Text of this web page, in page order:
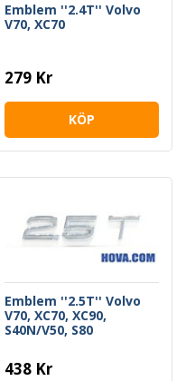
Emblem ''2.4T'' Volvo
V70, XC70
279 Kr
KÖP
Emblem ''2.5T'' Volvo
V70, XC70, XC90,
S40N/V50, S80
438 Kr